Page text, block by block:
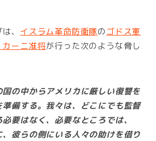
、 イスラム革命防衛隊の ゴドス軍
カーニ准将が行った次のような脅し
国の中からアメリカに厳しい復讐を
準備する。我々は、どこにでも監督
要はなく、必要なところでは、
彼らの側にいる人々の助けを借り